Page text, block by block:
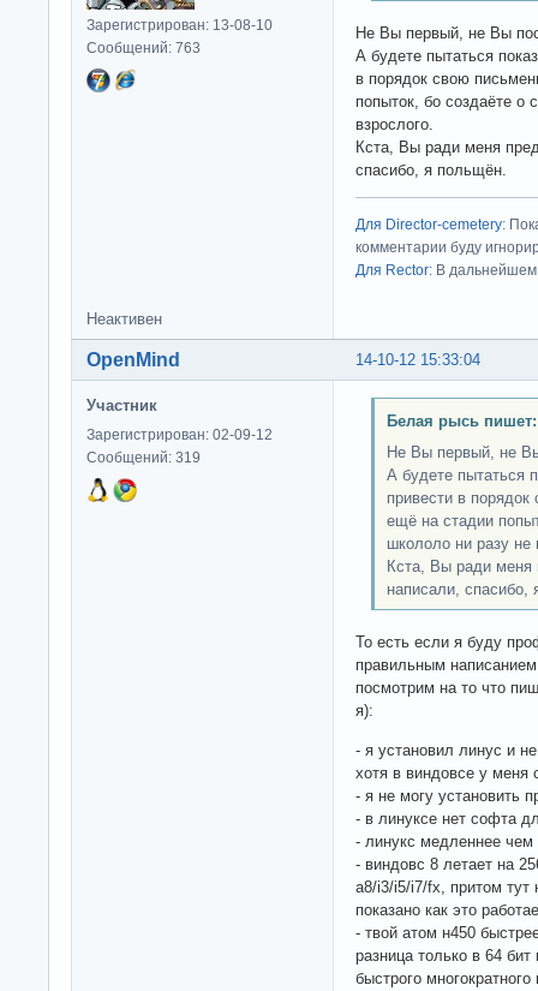
Зарегистрирован: 13-08-10
Сообщений: 763
Не Вы первый, не Вы
А будете пытаться
в порядок свою
попыток, бо создаёте о
взрослого.
Кста, Вы ради меня
спасибо, я польщён.
Для Director-cemetery:
комментарии буду
Для Rector: В дальнейшем
Неактивен
14-10-12 15:33:04
OpenMind
Участник
Зарегистрирован: 02-09-12
Сообщений: 319
Белая рысь пишет:
Не Вы первый, не
А будете пытаться
привести в
ещё на стадии
школоло ни разу не
Кста, Вы ради меня
написали, спасибо,
То есть если я буду
правильным
посмотрим на то что
я):
- я установил линус и
хотя в виндовсе у меня
- я не могу установить
- в линуксе нет софта
- линукс медленнее чем
- виндовс 8 летает на
a8/i3/i5/i7/fx, притом
показано как это
- твой атом н450
разница только в 64
быстрого